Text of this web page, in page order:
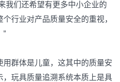
我们还希望有更多中小企业的
行业对产品质量安全的重视，
”
群体是儿童，这其中的质量安
玩具质量追溯系统本质上是具